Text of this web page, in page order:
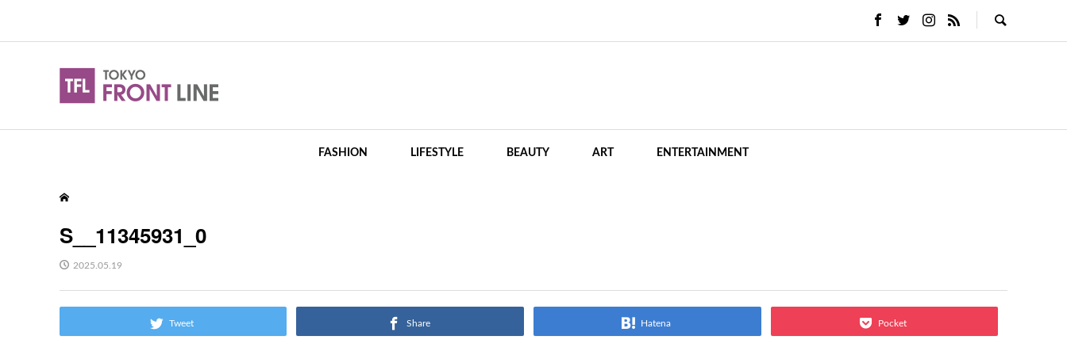
FASHION LIFESTYLE BEAUTY ART ENTERTAINMENT
S__11345931_0
2025.05.19
Tweet Share Hatena Pocket